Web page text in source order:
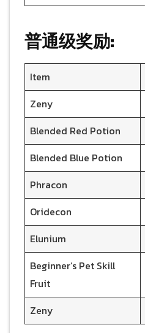
普通级奖励:
Item
Zeny
Blended Red Potion
Blended Blue Potion
Phracon
Oridecon
Elunium
Beginner’s Pet Skill
Fruit
Zeny